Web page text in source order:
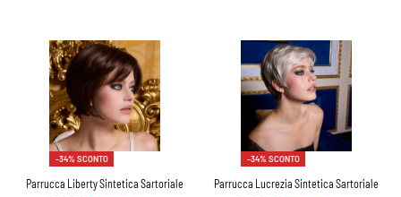
-34% SCONTO
Parrucca Liberty Sintetica Sartoriale
-34% SCONTO
Parrucca Lucrezia Sintetica Sartoriale